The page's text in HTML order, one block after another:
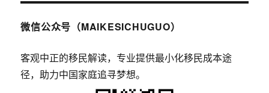
微信公众号（MAIKESICHUGUO）
客观中正的移民解读，专业提供最小化移民成本途
径，助力中国家庭追寻梦想。